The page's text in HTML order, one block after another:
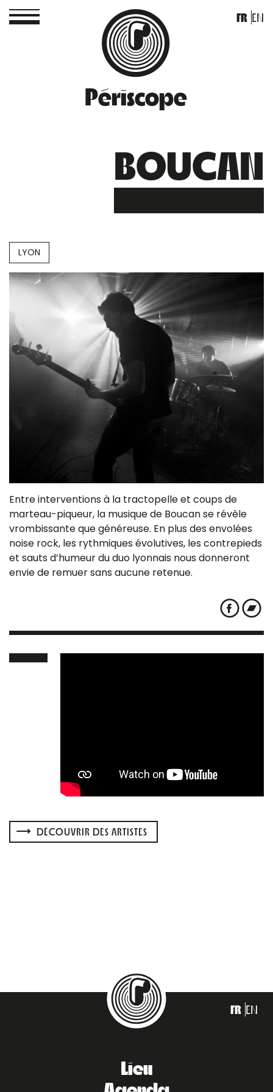
Périscope
FR EN
BOUCAN
LYON
Entre interventions à la tractopelle et coups de
marteau-piqueur, la musique de Boucan se révèle
vrombissante que généreuse. En plus des envolées
noise rock, les rythmiques évolutives, les contrepieds
et sauts d’humeur du duo lyonnais nous donneront
envie de remuer sans aucune retenue.
DÉCOUVRIR DES ARTISTES
FR EN
Lieu